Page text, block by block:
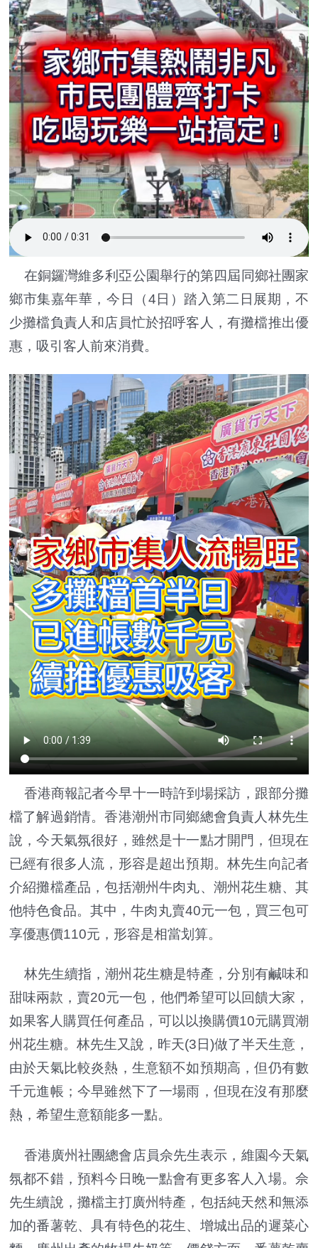
在銅鑼灣維多利亞公園舉行的第四屆同鄉社團家
鄉市集嘉年華，今日（4日）踏入第二日展期，不
少攤檔負責人和店員忙於招呼客人，有攤檔推出優
惠，吸引客人前來消費。
香港商報記者今早十一時許到場採訪，跟部分攤
檔了解過銷情。香港潮州市同鄉總會負責人林先生
說，今天氣氛很好，雖然是十一點才開門，但現在
已經有很多人流，形容是超出預期。林先生向記者
介紹攤檔產品，包括潮州牛肉丸、潮州花生糖、其
他特色食品。其中，牛肉丸賣40元一包，買三包可
享優惠價110元，形容是相當划算。
林先生續指，潮州花生糖是特產，分別有鹹味和
甜味兩款，賣20元一包，他們希望可以回饋大家，
如果客人購買任何產品，可以以換購價10元購買潮
州花生糖。林先生又說，昨天(3日)做了半天生意，
由於天氣比較炎熱，生意額不如預期高，但仍有數
千元進帳；今早雖然下了一場雨，但現在沒有那麼
熱，希望生意額能多一點。
香港廣州社團總會店員佘先生表示，維園今天氣
氛都不錯，預料今日晚一點會有更多客人入場。佘
先生續說，攤檔主打廣州特產，包括純天然和無添
加的番薯乾、具有特色的花生、增城出品的遲菜心